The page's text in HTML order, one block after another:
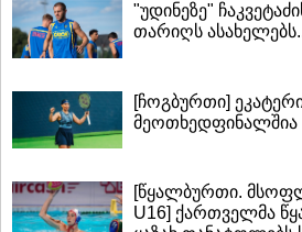
"უდინეზე"
თარიღს
[ჩოგბურთი]
მეოთხედფინალშია
[წყალბურთი.
U16] ქართველმა